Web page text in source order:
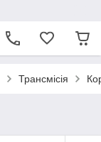
Трансмісія